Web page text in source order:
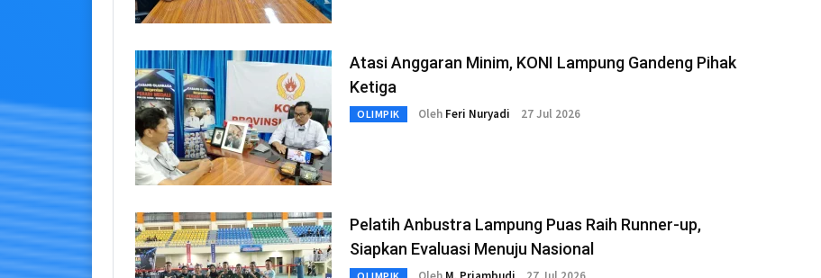
Atasi Anggaran Minim, KONI Lampung Gandeng Pihak
Ketiga
OLIMPIK Oleh Feri Nuryadi 27 Jul 2026
Pelatih Anbustra Lampung Puas Raih Runner-up,
Siapkan Evaluasi Menuju Nasional